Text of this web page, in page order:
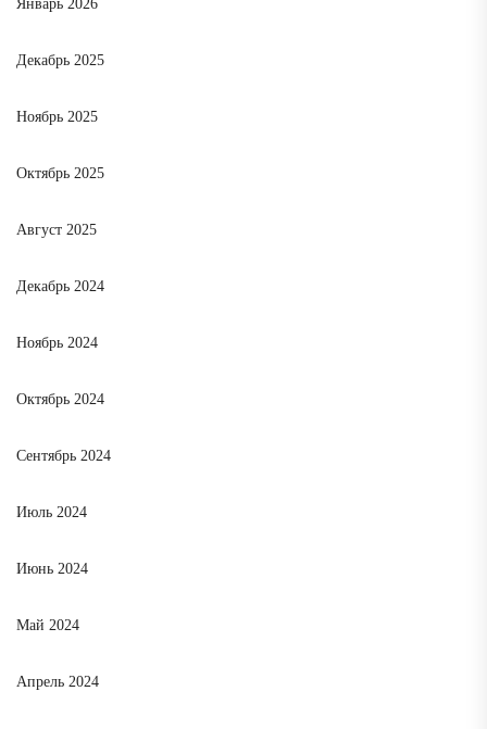
Январь 2026
Декабрь 2025
Ноябрь 2025
Октябрь 2025
Август 2025
Декабрь 2024
Ноябрь 2024
Октябрь 2024
Сентябрь 2024
Июль 2024
Июнь 2024
Май 2024
Апрель 2024